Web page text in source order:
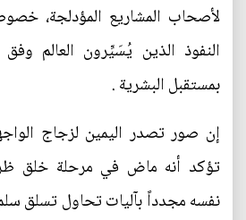
لأصحاب المشاريع المؤدلجة،
النفوذ الذين يُسَيِّرون العالم وفق
بمستقبل البشرية .
إن صور تصدر اليمين لزجاج
تؤكد أنه ماض في مرحلة خلق
نفسه مجدداً بآليات تحاول تسلق